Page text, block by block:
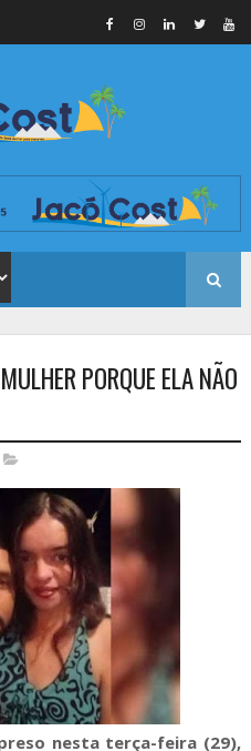
PORQUE ELA NÃO
nesta terça-feira (29),